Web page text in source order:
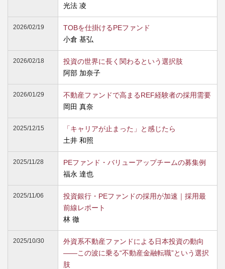
光法 凌
2026/02/19
TOBを仕掛けるPEファンド
小倉 基弘
2026/02/18
投資の世界に長く関わるという選択肢
阿部 加奈子
2026/01/29
不動産ファンドで高まるREF経験者の採用需要
岡田 真奈
2025/12/15
「キャリアが止まった」と感じたら
土井 和照
2025/11/28
PEファンド・バリューアップチームの募集例
福永 達也
2025/11/06
投資銀行・PEファンドの採用が加速｜採用最
前線レポート
林 徹
2025/10/30
外資系不動産ファンドによる日本投資の動向
――この波に乗る“不動産金融転職”という選択
肢